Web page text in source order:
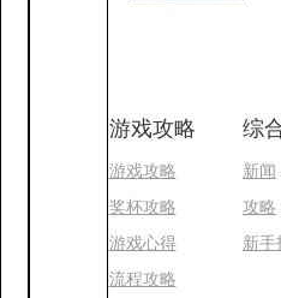
游戏攻略
游戏攻略
奖杯攻略
游戏心得
流程攻略
综
新闻
攻略
新